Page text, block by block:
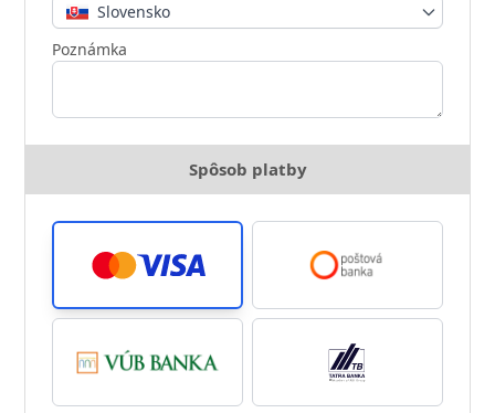
Slovensko
Poznámka
Spôsob platby